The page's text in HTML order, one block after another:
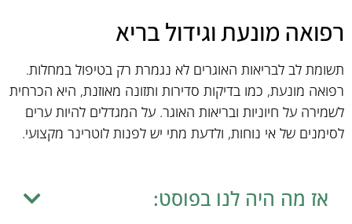
רפואה מונעת וגידול בריא
תשומת לב לבריאות האוגרים לא נגמרת רק בטיפול במחלות.
רפואה מונעת, כמו בדיקות סדירות ותזונה מאוזנת, היא הכרחית
לשמירה על חיוניות ובריאות האוגר. על המגדלים להיות ערים
לסימנים של אי נוחות, ולדעת מתי יש לפנות לוטרינר מקצועי.
אז מה היה לנו בפוסט: